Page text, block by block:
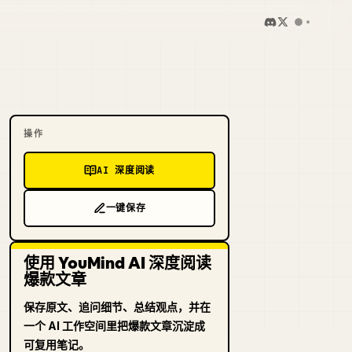
操作
AI 深度阅读
一键保存
使用 YouMind AI 深度阅读
爆款文章
保存原文、追问细节、总结观点，并在
一个 AI 工作空间里把爆款文章沉淀成
可复用笔记。